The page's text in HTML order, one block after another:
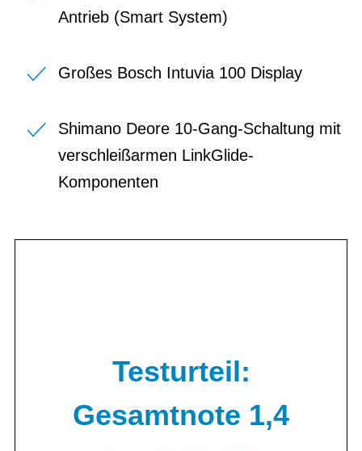
Antrieb (Smart System)
Großes Bosch Intuvia 100 Display
Shimano Deore 10-Gang-Schaltung mit
verschleißarmen LinkGlide-
Komponenten
Testurteil:
Gesamtnote 1,4